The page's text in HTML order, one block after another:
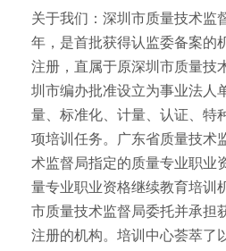
关于我们：深圳市质量技术监
年，是首批获得认监委备案的
注册，直属于原深圳市质量技
圳市编办批准设立为事业法人
量、标准化、计量、认证、特
项培训任务。广东省质量技术
术监督局指定的质量专业职业
量专业职业资格继续教育培训
市质量技术监督局委托并承担
注册的机构。培训中心荟萃了